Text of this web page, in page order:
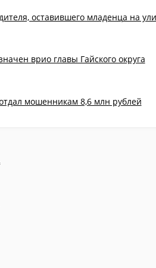
оставившего младенца на
врио главы Гайского округа
мошенникам 8,6 млн рублей